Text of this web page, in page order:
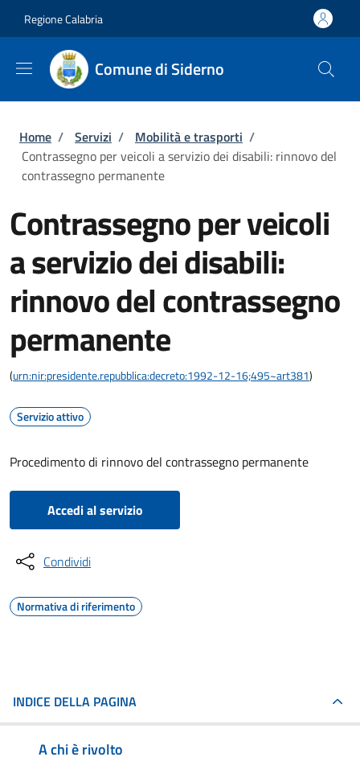
Regione Calabria
Comune di Siderno
Briciole di pane
Home / Servizi / Mobilità e trasporti /
Contrassegno per veicoli a servizio dei disabili: rinnovo del
contrassegno permanente
Contrassegno per veicoli
a servizio dei disabili:
rinnovo del contrassegno
permanente
(urn:nir:presidente.repubblica:decreto:1992-12-16;495~art381)
Servizio attivo
Procedimento di rinnovo del contrassegno permanente
Accedi al servizio
Condividi
Normativa di riferimento
INDICE DELLA PAGINA
A chi è rivolto